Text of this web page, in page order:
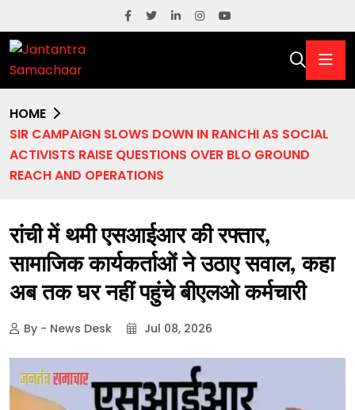
HOME
SIR CAMPAIGN SLOWS DOWN IN RANCHI AS SOCIAL
ACTIVISTS RAISE QUESTIONS OVER BLO GROUND
REACH AND OPERATIONS
रांची में थमी एसआईआर की रफ्तार,
सामाजिक कार्यकर्ताओं ने उठाए सवाल, कहा
अब तक घर नहीं पहुंचे बीएलओ कर्मचारी
By - News Desk Jul 08, 2026